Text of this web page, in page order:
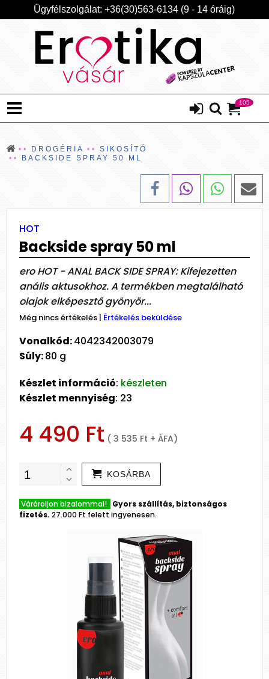
Ügyfélszolgálat: +36(30)563-6134 (9 - 14 óráig)
105
DROGÉRIA
SIKOSÍTÓ
BACKSIDE SPRAY 50 ML
HOT
Backside spray 50 ml
ero HOT - ANAL BACK SIDE SPRAY: Kifejezetten
anális aktusokhoz. A termékben megtalálható
olajok elképesztő gyönyör...
Még nincs értékelés | Értékelés beküldése
Vonalkód:4042342003079
Súly:80 g
Készlet információ: készleten
Készlet mennyiség: 23
4 490 Ft ( 3 535 Ft + ÁFA)
KOSÁRBA
Várároljon bizalommal! Gyors szállítás, biztonságos
fizetés. 27.000 Ft felett ingyenesen.